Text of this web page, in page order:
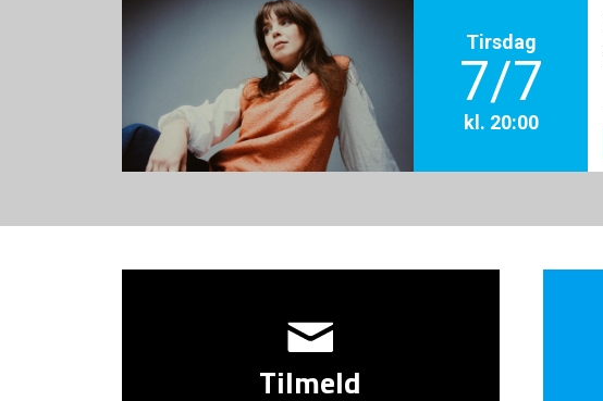
Tirsdag
7/7
kl. 20:00
Tilmeld